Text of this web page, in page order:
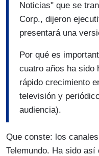
Noticias" que se
Corp., dijeron
presentará una
Por qué es
cuatro años ha sido
rápido crecimiento
televisión y
audiencia).
Que conste: los
Telemundo. Ha sido